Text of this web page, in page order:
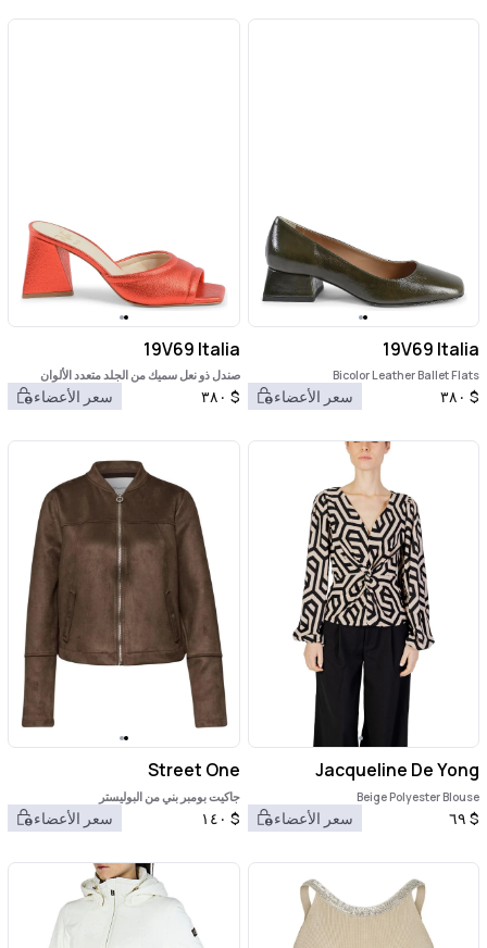
19V69 Italia
Bicolor Leather Ballet Flats
$ ٣٨٠ سعر الأعضاء
19V69 Italia
صندل ذو نعل سميك من الجلد متعدد الألوان
$ ٣٨٠ سعر الأعضاء
Jacqueline De Yong
Beige Polyester Blouse
$ ٦٩ سعر الأعضاء
Street One
جاكيت بومبر بني من البوليستر
$ ١٤٠ سعر الأعضاء